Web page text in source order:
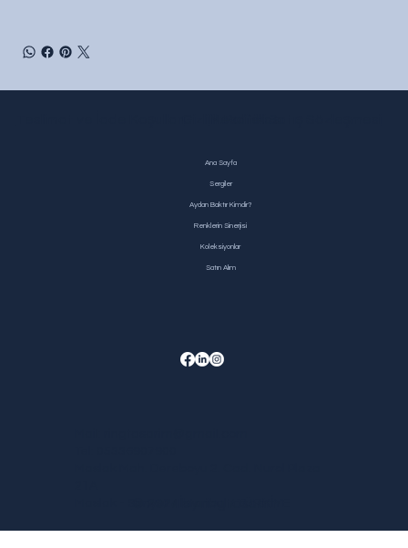
Ana Sayfa
Sergiler
Aydan Baktır Kimdir?
Renklerin Sinerjisi
Koleksiyonlar
Satın Alım